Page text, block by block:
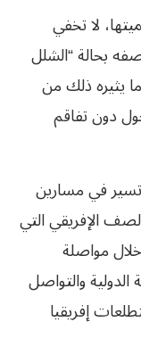
لا تخفي
بحالة “الشلل
يثيره ذلك من
دون تفاقم
في مسارين
الإفريقي التي
مواصلة
والتواصل
إفريقيا